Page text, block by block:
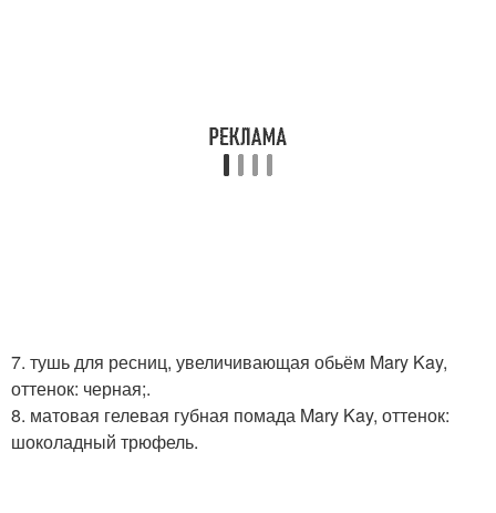
7. тушь для ресниц, увеличивающая обьём Mary Kay,
оттенок: черная;.
8. матовая гелевая губная помада Mary Kay, оттенок:
шоколадный трюфель.